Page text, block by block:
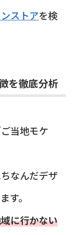
ストアを検
を徹底分析
当地モケ
なんだデザ
す。
に行かない